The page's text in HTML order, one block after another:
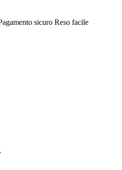
sicuro Reso facile